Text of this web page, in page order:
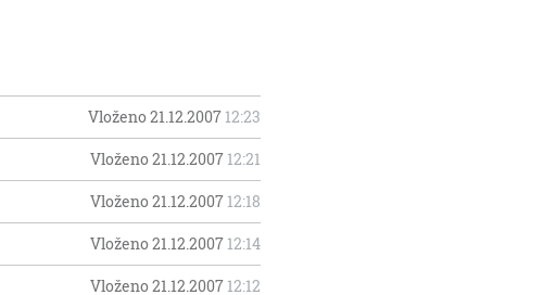
Vloženo 21.12.2007 12:23
Vloženo 21.12.2007 12:21
Vloženo 21.12.2007 12:18
Vloženo 21.12.2007 12:14
Vloženo 21.12.2007 12:12